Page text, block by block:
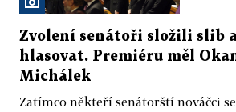
Zvolení senátoři složili slib
hlasovat. Premiéru měl
Michálek
Zatímco někteří senátorští nováčci